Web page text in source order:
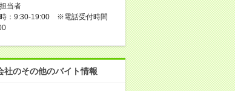
当者
：9:30-19:00 ※電話受付時間
社のその他のバイト情報